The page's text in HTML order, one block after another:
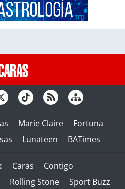
Marie Claire
Fortuna
Lunateen BATimes
Caras
Contigo
Rolling Stone
Sport Buzz